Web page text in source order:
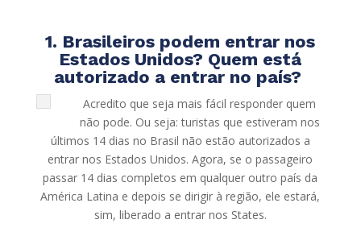
1. Brasileiros podem entrar nos
Estados Unidos? Quem está
autorizado a entrar no país?
Acredito que seja mais fácil responder quem
não pode. Ou seja: turistas que estiveram nos
últimos 14 dias no Brasil não estão autorizados a
entrar nos Estados Unidos. Agora, se o passageiro
passar 14 dias completos em qualquer outro país da
América Latina e depois se dirigir à região, ele estará,
sim, liberado a entrar nos States.